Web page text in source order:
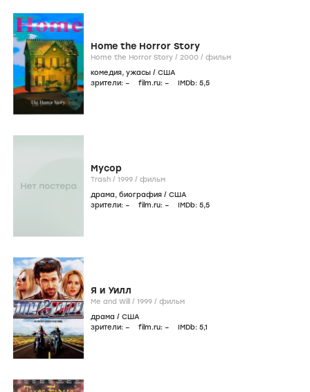
Home the Horror Story
Home the Horror Story / 2000 / фильм
комедия, ужасы / США
зрители: – film.ru: – IMDb: 5,5
Мусор
Trash / 1999 / фильм
драма, биография / США
зрители: – film.ru: – IMDb: 5,5
Я и Уилл
Me and Will / 1999 / фильм
драма / США
зрители: – film.ru: – IMDb: 5,1